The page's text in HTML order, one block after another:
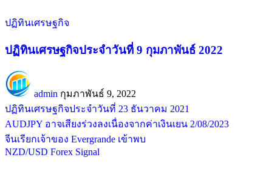
ปฏิทินเศรษฐกิจ
ปฏิทินเศรษฐกิจประจำวันที่ 9 กุมภาพันธ์ 2022
admin กุมภาพันธ์ 9, 2022
ปฏิทินเศรษฐกิจประจำวันที่ 23 ธันวาคม 2021
AUDJPY อาจเสียงร่วงลงเนื่องจากค่าเงินเยน 2/08/2023
จีนเรียกเจ้าของ Evergrande เข้าพบ
NZD/USD Forex Signal